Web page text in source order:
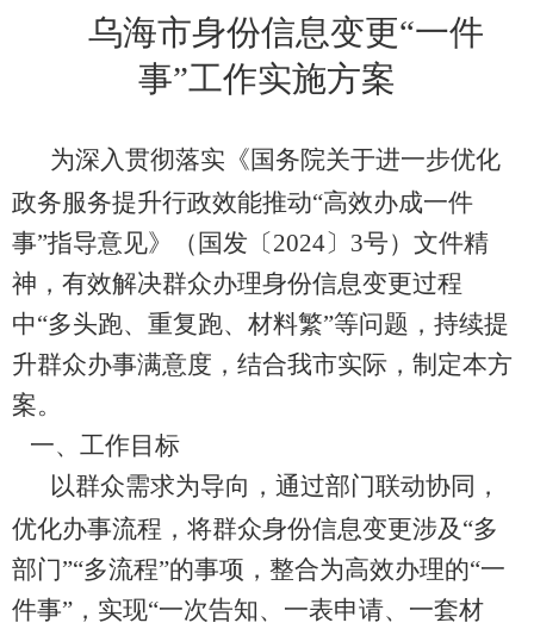
乌海市身份信息变更“一件
事”工作实施方案
为深入贯彻落实《国务院关于进一步优化
政务服务提升行政效能推动“高效办成一件
事”指导意见》（国发〔2024〕 3号）文件精
神，有效解决群众办理身份信息变更过程
中“多头跑、重复跑、材料繁”等问题，持续提
升群众办事满意度，结合我市实际，制定本方
案。
一、 工作目标
以群众需求为导向，通过部门联动协同，
优化办事流程，将群众身份信息变更涉及 “多
部门”“多流程”的事项，整合为高效办理的“一
件事” ，实现“一次告知、一表申请、一套材